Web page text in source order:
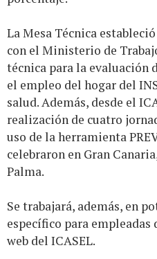
La Mesa Técnica
con el Ministerio de
técnica para la evaluación
el empleo del hogar del
salud. Además, desde el
realización de cuatro
uso de la herramienta
celebraron en Gran
Palma.
Se trabajará, además, en
específico para
web del ICASEL.